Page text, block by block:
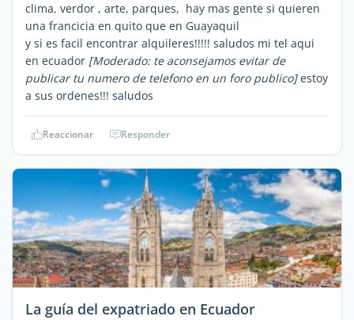
clima, verdor , arte, parques, hay mas gente si quieren
una francicia en quito que en Guayaquil
y si es facil encontrar alquileres!!!!! saludos mi tel aqui
en ecuador [Moderado: te aconsejamos evitar de
publicar tu numero de telefono en un foro publico]estoy
a sus ordenes!!! saludos
Reaccionar Responder
La guía del expatriado en Ecuador